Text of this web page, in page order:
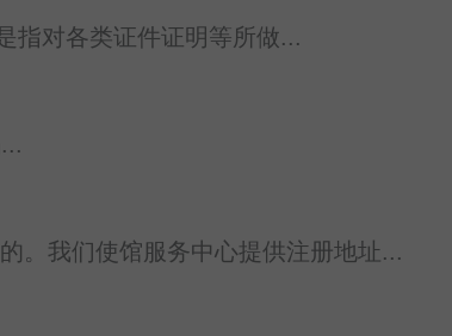
指对各类证件证明等所做...
。我们使馆服务中心提供注册地址...